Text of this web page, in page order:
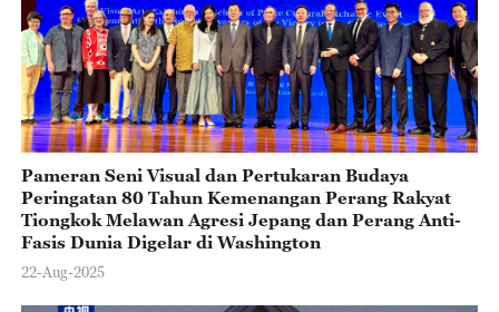
Pameran Seni Visual dan Pertukaran Budaya
Peringatan 80 Tahun Kemenangan Perang Rakyat
Tiongkok Melawan Agresi Jepang dan Perang Anti-
Fasis Dunia Digelar di Washington
22-Aug-2025